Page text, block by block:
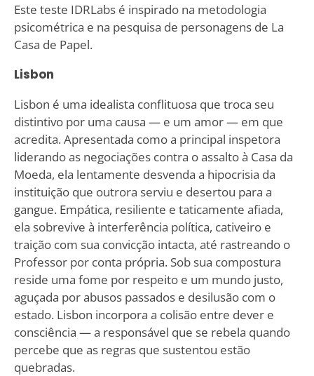
Este teste IDRLabs é inspirado na metodologia
psicométrica e na pesquisa de personagens de La
Casa de Papel.
Lisbon
Lisbon é uma idealista conflituosa que troca seu
distintivo por uma causa — e um amor — em que
acredita. Apresentada como a principal inspetora
liderando as negociações contra o assalto à Casa da
Moeda, ela lentamente desvenda a hipocrisia da
instituição que outrora serviu e desertou para a
gangue. Empática, resiliente e taticamente afiada,
ela sobrevive à interferência política, cativeiro e
traição com sua convicção intacta, até rastreando o
Professor por conta própria. Sob sua compostura
reside uma fome por respeito e um mundo justo,
aguçada por abusos passados e desilusão com o
estado. Lisbon incorpora a colisão entre dever e
consciência — a responsável que se rebela quando
percebe que as regras que sustentou estão
quebradas.